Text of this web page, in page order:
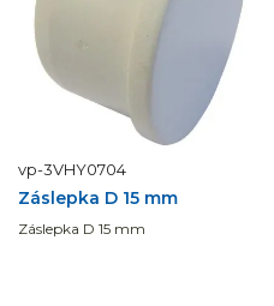
vp-3VHY0704
Záslepka D 15 mm
Záslepka D 15 mm